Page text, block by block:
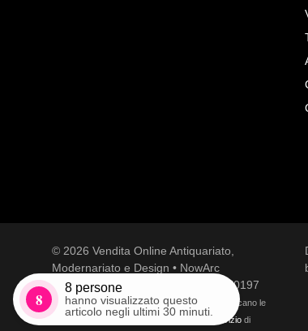
8
8 persone
hanno visualizzato questo
articolo negli ultimi 30 minuti.
Richiedi Maggiori
Scultura raffiurante
Accetto le condizioni sulla
Voglio rimanere aggiornato sulle ultime
© 2026 Vendita Online Antiquariato,
Modernariato e Design • NowArc
Tutti i diritti riservati | P.Iva 01741540197
Questo sito è protetto da reCAPTCHA e si applicano le
Privacy Policy Termini di servizio di